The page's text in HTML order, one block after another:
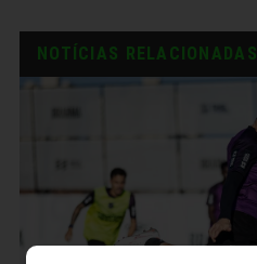
NOTÍCIAS RELACIONADAS